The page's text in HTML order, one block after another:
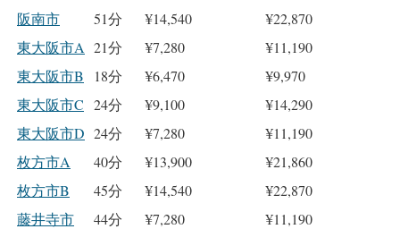
阪南市
51分 ¥14,540
¥22,870
東大阪市A 21分 ¥7,280
¥11,190
東大阪市B
18分 ¥6,470
¥9,970
東大阪市C 24分 ¥9,100
¥14,290
東大阪市D 24分 ¥7,280
¥11,190
枚方市A
40分 ¥13,900
¥21,860
枚方市B
45分 ¥14,540
¥22,870
藤井寺市
44分 ¥7,280 ¥11,190